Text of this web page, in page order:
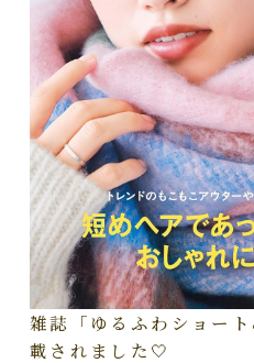
雑誌「ゆるふわショー
載されました🤍